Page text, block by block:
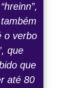
o verbo
que
que
até 80